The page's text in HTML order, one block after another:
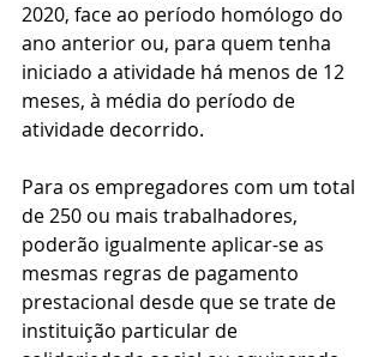
2020, face ao período homólogo do
ano anterior ou, para quem tenha
iniciado a atividade há menos de 12
meses, à média do período de
atividade decorrido.
Para os empregadores com um total
de 250 ou mais trabalhadores,
poderão igualmente aplicar-se as
mesmas regras de pagamento
prestacional desde que se trate de
instituição particular de